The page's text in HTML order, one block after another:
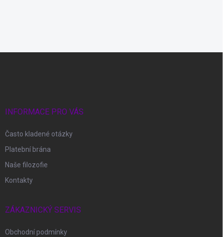
INFORMACE PRO VÁS
Často kladené otázky
Platební brána
Naše filozofie
Kontakty
ZÁKAZNICKÝ SERVIS
Obchodní podmínky